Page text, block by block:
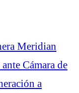
Meridian
Cámara de
a